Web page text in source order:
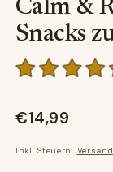
Calm &
Snacks
€14,99
Inkl. Steuern. Versand